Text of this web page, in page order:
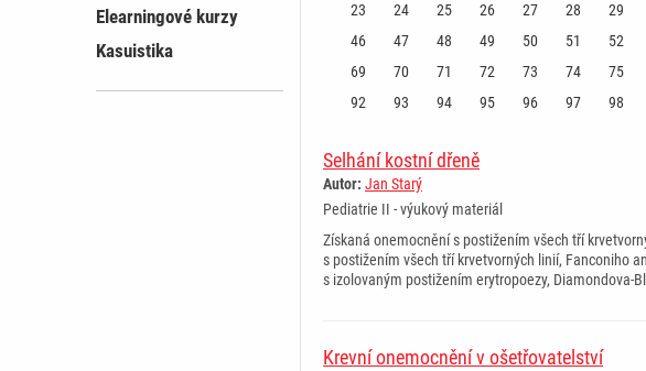
Elearningové kurzy
Kasuistika
23
24 25 26 27 28 29
46
47 48 49 50 51 52
69
70 71 72 73 74 75
92
93 94 95 96 97 98
Selhání kostní dřeně
Autor: Jan Starý
Pediatrie II - výukový materiál
Získaná onemocnění s postižením všech tří
s postižením všech tří krvetvorných linií, Fanconiho
s izolovaným postižením erytropoezy, Diamondova-
Krevní onemocnění v ošetřovatelství